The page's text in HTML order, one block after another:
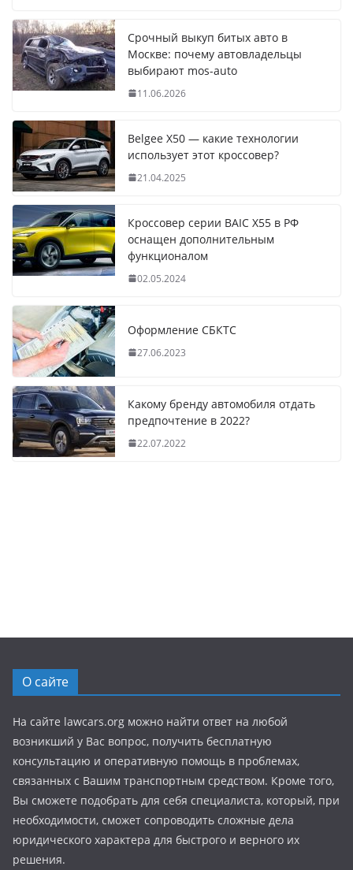
Срочный выкуп битых авто в
Москве: почему автовладельцы
выбирают mos-auto
11.06.2026
Belgee X50 — какие технологии
использует этот кроссовер?
21.04.2025
Кроссовер серии BAIC X55 в РФ
оснащен дополнительным
функционалом
02.05.2024
Оформление СБКТС
27.06.2023
Какому бренду автомобиля отдать
предпочтение в 2022?
22.07.2022
О сайте
На сайте lawcars.org можно найти ответ на любой
возникший у Вас вопрос, получить бесплатную
консультацию и оперативную помощь в проблемах,
связанных с Вашим транспортным средством. Кроме того,
Вы сможете подобрать для себя специалиста, который, при
необходимости, сможет сопроводить сложные дела
юридического характера для быстрого и верного их
решения.